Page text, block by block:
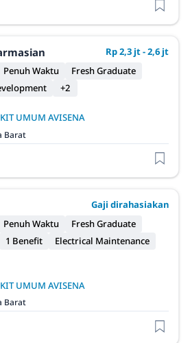
Rp 2,3 jt - 2,6 jt
Penuh Waktu
Fresh Graduate
+2
UMUM AVISENA
Barat
Gaji dirahasiakan
Penuh Waktu
Fresh Graduate
1 Benefit
Electrical Maintenance
UMUM AVISENA
Barat